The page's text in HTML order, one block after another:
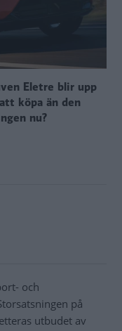
Eletre blir upp
köpa än den
nu?
och
på
utbudet av